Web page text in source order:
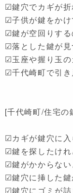
☑鍵穴でカギが折
☑子供が鍵をか
☑鍵が空回りす
☑落とした鍵が
☑玉座や握り玉
☑千代崎町で引
[千代崎町/住宅の
☑カギが鍵穴に入
☑鍵を探したけ
☑鍵がかからな
☑鍵穴に挿した
☑鍵穴にゴミが